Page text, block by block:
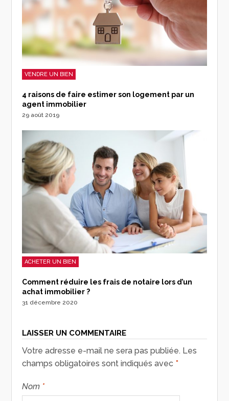
VENDRE UN BIEN
4 raisons de faire estimer son logement par un
agent immobilier
29 août 2019
ACHETER UN BIEN
Comment réduire les frais de notaire lors d’un
achat immobilier ?
31 décembre 2020
LAISSER UN COMMENTAIRE
Votre adresse e-mail ne sera pas publiée. Les
champs obligatoires sont indiqués avec *
Nom *